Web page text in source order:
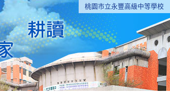
桃園市立永豐高級中等學校